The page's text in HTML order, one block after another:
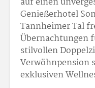
Genießerhotel
Tannheimer Tal
Übernachtungen
stilvollen
Verwöhnpension
exklusiven